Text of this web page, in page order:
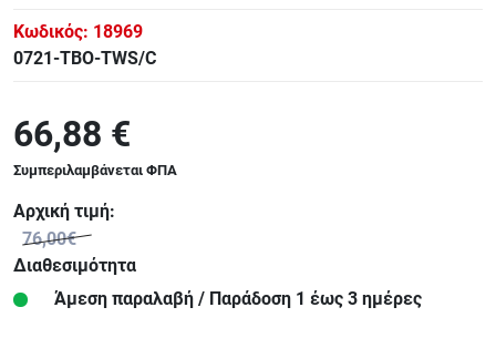
Κωδικός: 18969
0721-TBO-TWS/C
66,88 €
Συμπεριλαμβάνεται ΦΠΑ
Αρχική τιμή:
76,00€
Διαθεσιμότητα
Άμεση παραλαβή / Παράδoση 1 έως 3 ημέρες